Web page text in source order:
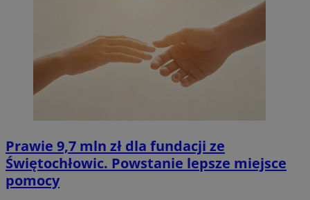
Prawie 9,7 mln zł dla fundacji ze
Świętochłowic. Powstanie lepsze miejsce
pomocy